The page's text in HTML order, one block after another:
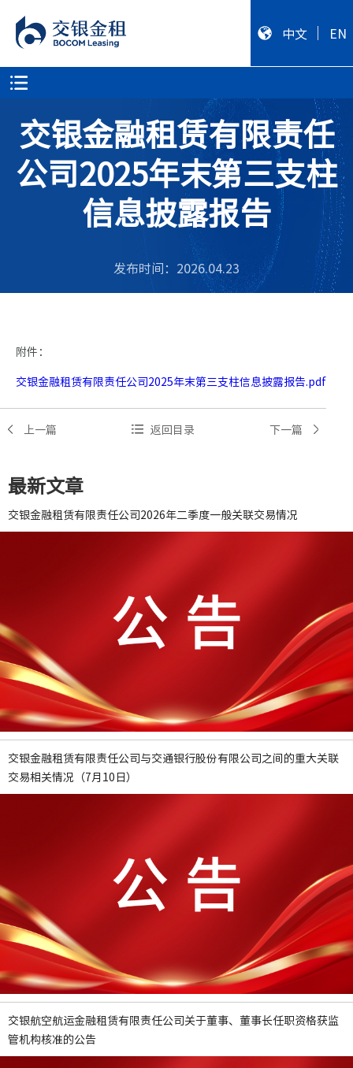
中文 EN
交银金融租赁有限责任
公司2025年末第三支柱
信息披露报告
发布时间：2026.04.23
附件：
交银金融租赁有限责任公司2025年末第三支柱信息披露报告.pdf
上一篇 返回目录 下一篇
最新文章
交银金融租赁有限责任公司2026年二季度一般关联交易情况
交银金融租赁有限责任公司与交通银行股份有限公司之间的重大关联
交易相关情况（7月10日）
交银航空航运金融租赁有限责任公司关于董事、董事长任职资格获监
管机构核准的公告